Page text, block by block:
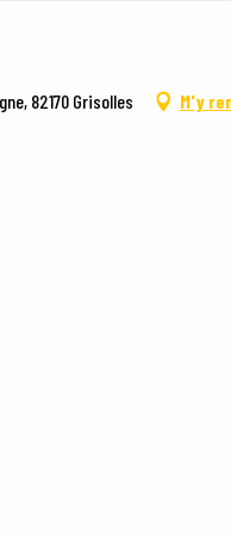
82170 Grisolles M'y